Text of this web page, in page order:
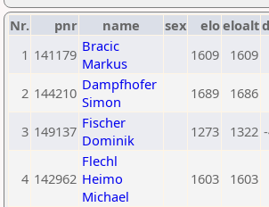
Nr. pnr name sex eloeloalt
1 141179 Bracic
Markus
1609 1609
2 144210 Dampfhofer
Simon
1689 1686
3 149137 Fischer
Dominik
1273 1322
4 142962
Flechl
Heimo
Michael
1603 1603